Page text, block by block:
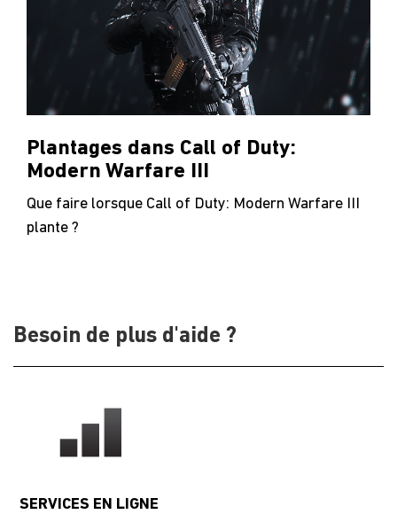
Plantages dans Call of Duty:
Modern Warfare III
Que faire lorsque Call of Duty: Modern Warfare III
plante ?
Besoin de plus d'aide ?
SERVICES EN LIGNE